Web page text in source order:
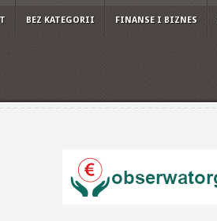
BEZ KATEGORII FINANSE I BIZNES